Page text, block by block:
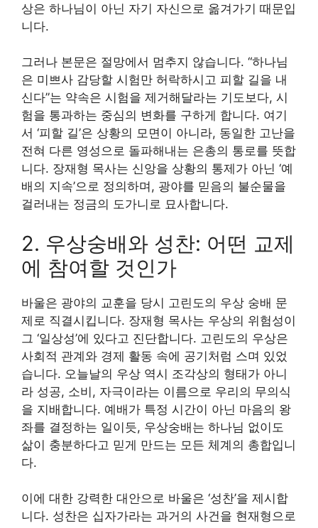
상은 하나님이 아닌 자기 자신으로 옮겨가기 때문입
니다.
그러나 본문은 절망에서 멈추지 않습니다. “하나님
은 미쁘사 감당할 시험만 허락하시고 피할 길을 내
신다”는 약속은 시험을 제거해달라는 기도보다, 시
험을 통과하는 중심의 변화를 구하게 합니다. 여기
서 ‘피할 길’은 상황의 모면이 아니라, 동일한 고난을
전혀 다른 영성으로 돌파해내는 은총의 통로를 뜻합
니다. 장재형 목사는 신앙을 상황의 통제가 아닌 ‘예
배의 지속’으로 정의하며, 광야를 믿음의 불순물을
걸러내는 정금의 도가니로 묘사합니다.
2. 우상숭배와 성찬: 어떤 교제
에 참여할 것인가
바울은 광야의 교훈을 당시 고린도의 우상 숭배 문
제로 직결시킵니다. 장재형 목사는 우상의 위험성이
그 ‘일상성’에 있다고 진단합니다. 고린도의 우상은
사회적 관계와 경제 활동 속에 공기처럼 스며 있었
습니다. 오늘날의 우상 역시 조각상의 형태가 아니
라 성공, 소비, 자극이라는 이름으로 우리의 무의식
을 지배합니다. 예배가 특정 시간이 아닌 마음의 왕
좌를 결정하는 일이듯, 우상숭배는 하나님 없이도
삶이 충분하다고 믿게 만드는 모든 체계의 총합입니
다.
이에 대한 강력한 대안으로 바울은 ‘성찬’을 제시합
니다. 성찬은 십자가라는 과거의 사건을 현재형으로